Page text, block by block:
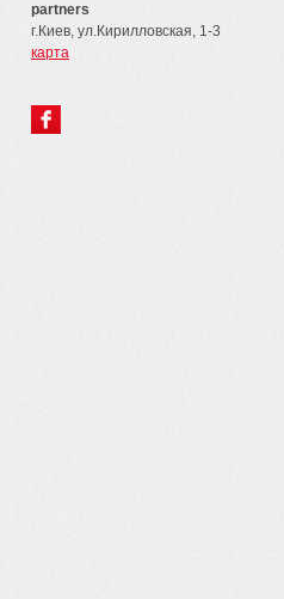
partners
г.Киев, ул.Кирилловская, 1-3
карта